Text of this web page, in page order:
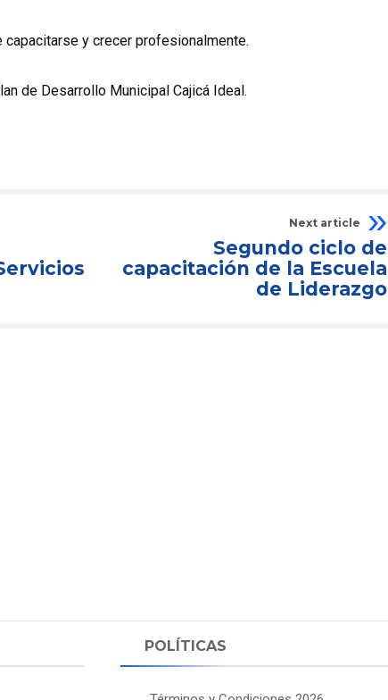
y crecer profesionalmente.
de Desarrollo Municipal Cajicá Ideal.
Next article
Segundo ciclo de
capacitación de la Escuela
de Liderazgo
POLÍTICAS